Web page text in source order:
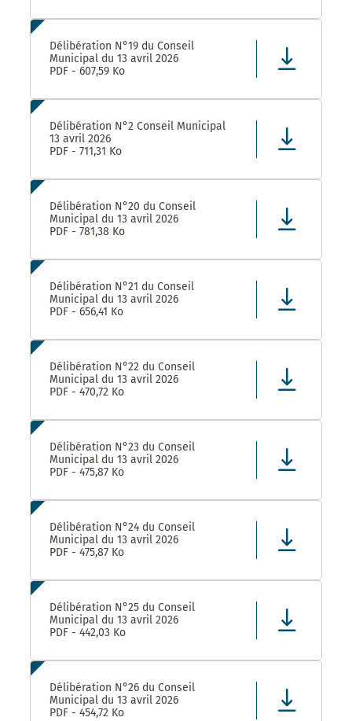
Délibération N°19 du Conseil
Municipal du 13 avril 2026
PDF - 607,59 Ko
Délibération N°2 Conseil Municipal
13 avril 2026
PDF - 711,31 Ko
Délibération N°20 du Conseil
Municipal du 13 avril 2026
PDF - 781,38 Ko
Délibération N°21 du Conseil
Municipal du 13 avril 2026
PDF - 656,41 Ko
Délibération N°22 du Conseil
Municipal du 13 avril 2026
PDF - 470,72 Ko
Délibération N°23 du Conseil
Municipal du 13 avril 2026
PDF - 475,87 Ko
Délibération N°24 du Conseil
Municipal du 13 avril 2026
PDF - 475,87 Ko
Délibération N°25 du Conseil
Municipal du 13 avril 2026
PDF - 442,03 Ko
Délibération N°26 du Conseil
Municipal du 13 avril 2026
PDF - 454,72 Ko